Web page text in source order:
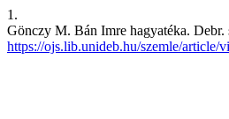
1.
Gönczy M. Bán Imre hagyatéka.
https://ojs.lib.unideb.hu/szemle/article/